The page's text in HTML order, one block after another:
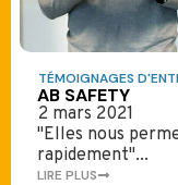
TÉMOIGNAGES
AB SAFETY
2 mars 2021
"Elles nous
rapidement"...
LIRE PLUS